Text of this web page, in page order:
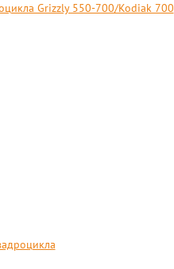
Grizzly 550-700/Kodiak 700